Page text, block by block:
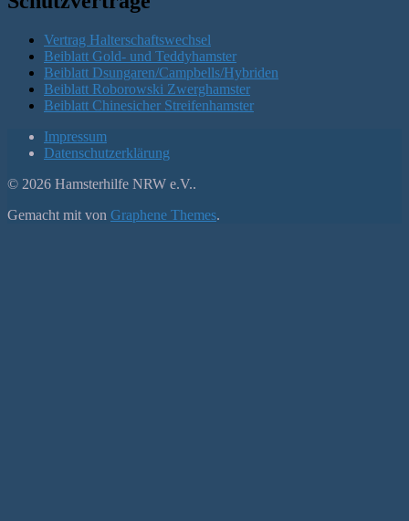
Vertrag Halterschaftswechsel
Beiblatt Gold- und Teddyhamster
Beiblatt Dsungaren/Campbells/Hybriden
Beiblatt Roborowski Zwerghamster
Beiblatt Chinesicher Streifenhamster
Impressum
Datenschutzerklärung
© 2026 Hamsterhilfe NRW e.V..
Gemacht mit von Graphene Themes.